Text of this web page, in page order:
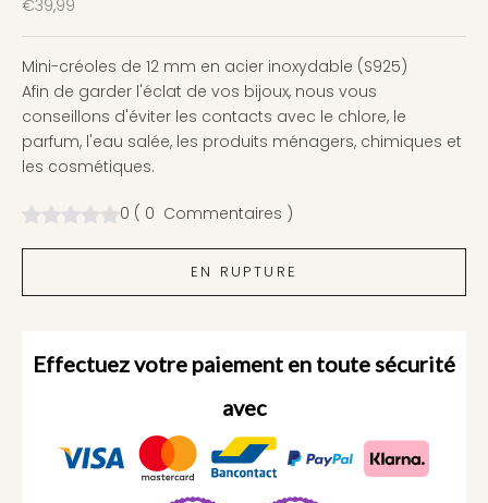
Prix de vente
€39,99
Mini-créoles de 12 mm en acier inoxydable (S925)
Afin de garder l'éclat de vos bijoux, nous vous
conseillons d'éviter les contacts avec le chlore, le
parfum, l'eau salée, les produits ménagers, chimiques et
les cosmétiques.
0 ( 0 Commentaires )
EN RUPTURE
Effectuez votre paiement en toute sécurité
avec